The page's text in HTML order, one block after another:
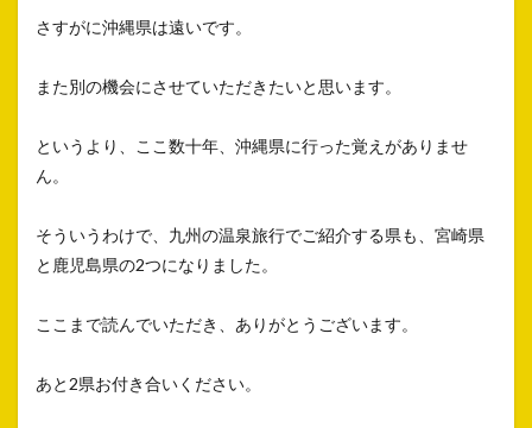
さすがに沖縄県は遠いです。
また別の機会にさせていただきたいと思います。
というより、ここ数十年、沖縄県に行った覚えがありませ
ん。
そういうわけで、九州の温泉旅行でご紹介する県も、宮崎県
と鹿児島県の2つになりました。
ここまで読んでいただき、ありがとうございます。
あと2県お付き合いください。